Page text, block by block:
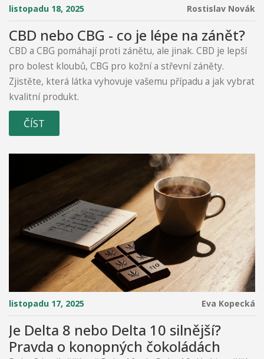
listopadu 18, 2025 Rostislav Novák
CBD nebo CBG - co je lépe na zánět?
CBD a CBG pomáhají proti zánětu, ale jinak. CBD je lepší
pro bolest kloubů, CBG pro kožní a střevní záněty.
Zjistěte, která látka vyhovuje vašemu případu a jak vybrat
kvalitní produkt.
ČÍST
listopadu 17, 2025 Eva Kopecká
Je Delta 8 nebo Delta 10 silnější?
Pravda o konopných čokoládách